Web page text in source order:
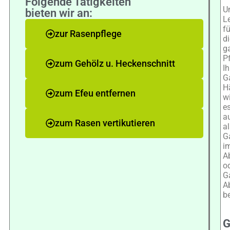
bieten wir an:
zur Rasenpflege
zum Gehölz u. Heckenschnitt
zum Efeu entfernen
zum Rasen vertikutieren